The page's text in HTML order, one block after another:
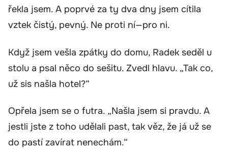
řekla jsem. A poprvé za ty dva dny jsem cítila
vztek čistý, pevný. Ne proti ní—pro ni.
Když jsem vešla zpátky do domu, Radek seděl u
stolu a psal něco do sešitu. Zvedl hlavu. „Tak co,
už sis našla hotel?“
Opřela jsem se o futra. „Našla jsem si pravdu. A
jestli jste z toho udělali past, tak věz, že já už se
do pastí zavírat nenechám.“